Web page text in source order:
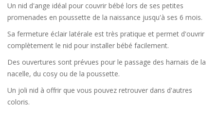
Un nid d'ange idéal pour couvrir bébé lors de ses petites
promenades en poussette de la naissance jusqu'à ses 6 mois.
Sa fermeture éclair latérale est très pratique et permet d'ouvrir
complètement le nid pour installer bébé facilement.
Des ouvertures sont prévues pour le passage des harnais de la
nacelle, du cosy ou de la poussette.
Un joli nid à offrir que vous pouvez retrouver dans d'autres
coloris.